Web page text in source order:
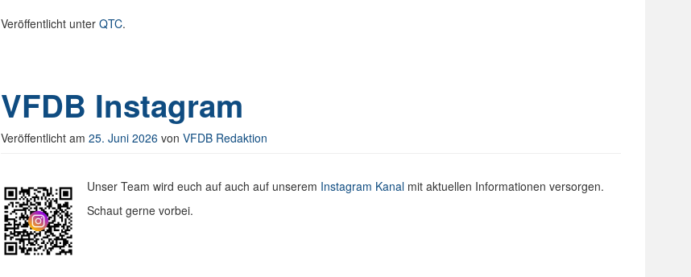
Veröffentlicht unter QTC.
VFDB Instagram
Veröffentlicht am 25. Juni 2026 von VFDB Redaktion
Unser Team wird euch auf auch auf unserem Instagram Kanal mit aktuellen Informationen versorgen.
Schaut gerne vorbei.